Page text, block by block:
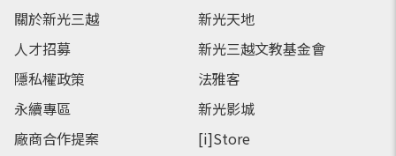
關於新光三越
人才招募
隱私權政策
永續專區
廠商合作提案
新光天地
新光三越文教基金會
法雅客
新光影城
[i]Store